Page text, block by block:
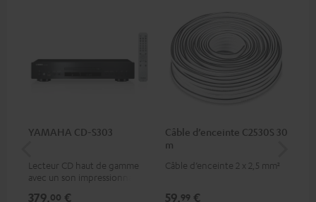
YAMAHA CD-S303
Lecteur CD haut de gamme
avec un son impressionnant
379,00 €
Câble d’enceinte C2530S 30
m
Câble d’enceinte 2 x 2,5 mm²
59,99 €